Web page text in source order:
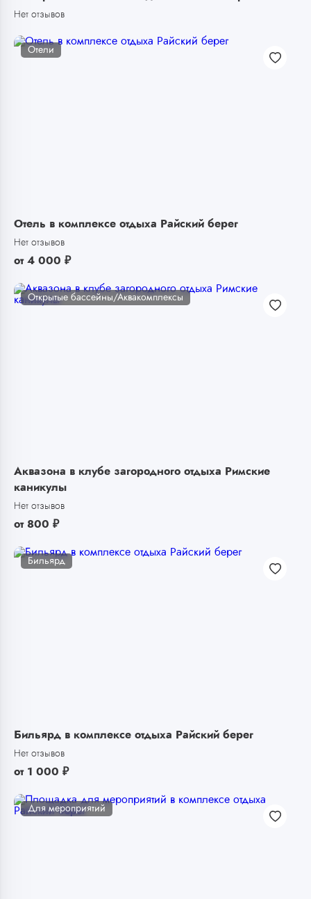
Нет отзывов
Отели
Отель в комплексе отдыха Райский берег
Нет отзывов
от 4 000 ₽
Открытые бассейны/Аквакомплексы
Аквазона в клубе загородного отдыха Римские
каникулы
Нет отзывов
от 800 ₽
Бильярд
Бильярд в комплексе отдыха Райский берег
Нет отзывов
от 1 000 ₽
Для мероприятий